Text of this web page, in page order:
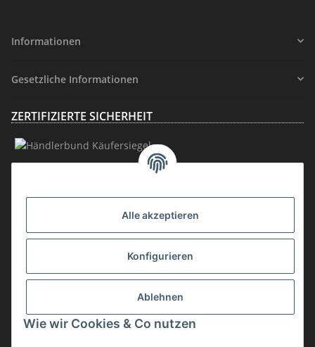
Alle akzeptieren
Konfigurieren
Ablehnen
Wie wir Cookies & Co nutzen
Informationen
Gesetzliche Informationen
ZERTIFIZIERTE SICHERHEIT
Vertrag widerrufen